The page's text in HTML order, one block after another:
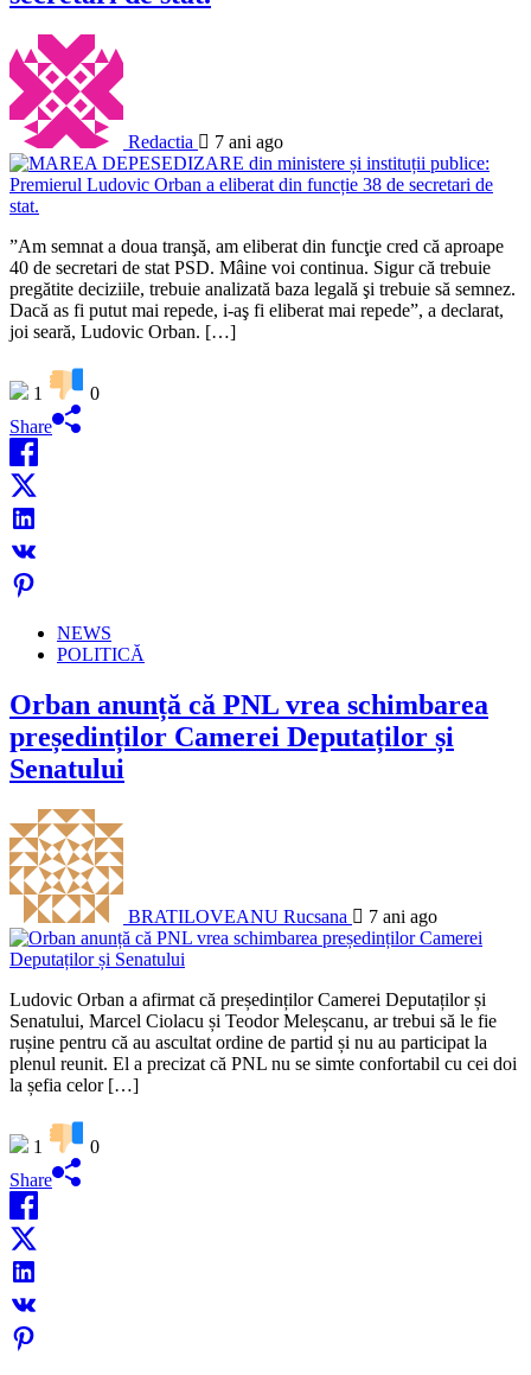
Redactia 7 ani ago
”Am semnat a doua tranşă, am eliberat din funcţie cred că aproape
40 de secretari de stat PSD. Mâine voi continua. Sigur că trebuie
pregătite deciziile, trebuie analizată baza legală şi trebuie să semnez.
Dacă as fi putut mai repede, i-aş fi eliberat mai repede”, a declarat,
joi seară, Ludovic Orban. […]
1
0
Share
NEWS
POLITICĂ
Orban anunță că PNL vrea schimbarea
președinților Camerei Deputaților și
Senatului
BRATILOVEANU Rucsana 7 ani ago
Ludovic Orban a afirmat că președinților Camerei Deputaților și
Senatului, Marcel Ciolacu și Teodor Meleșcanu, ar trebui să le fie
rușine pentru că au ascultat ordine de partid și nu au participat la
plenul reunit. El a precizat că PNL nu se simte confortabil cu cei doi
la șefia celor […]
1
0
Share